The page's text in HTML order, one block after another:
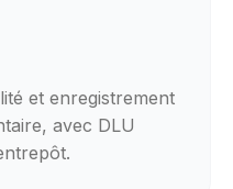
et enregistrement
avec DLU